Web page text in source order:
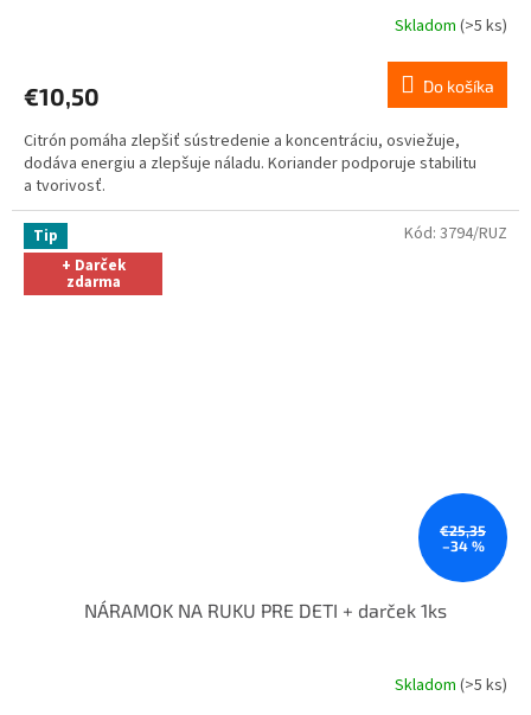
je
z
5
hviezdičiek.
Skladom(>5 ks)
€10,50 Do košíka
Citrón pomáha zlepšiť sústredenie a koncentráciu, osviežuje,
dodáva energiu a zlepšuje náladu. Koriander podporuje stabilitu
a tvorivosť.
Tip
+ Darček
zdarma
€25,35
–34 %
NÁRAMOK NA RUKU PRE DETI + darček 1ks
Skladom (>5 ks)
Kód: 3794/RUZ